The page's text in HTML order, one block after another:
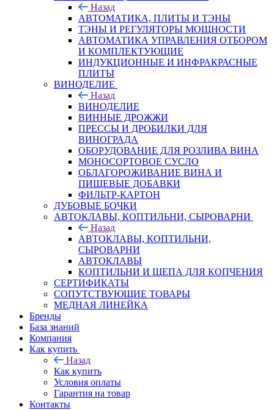
Назад
АВТОМАТИКА, ПЛИТЫ И ТЭНЫ
ТЭНЫ И РЕГУЛЯТОРЫ МОЩНОСТИ
АВТОМАТИКА УПРАВЛЕНИЯ ОТБОРОМ
И КОМПЛЕКТУЮЩИЕ
ИНДУКЦИОННЫЕ И ИНФРАКРАСНЫЕ
ПЛИТЫ
ВИНОДЕЛИЕ
Назад
ВИНОДЕЛИЕ
ВИННЫЕ ДРОЖЖИ
ПРЕССЫ И ДРОБИЛКИ ДЛЯ
ВИНОГРАДА
ОБОРУДОВАНИЕ ДЛЯ РОЗЛИВА ВИНА
МОНОСОРТОВОЕ СУСЛО
ОБЛАГОРОЖИВАНИЕ ВИНА И
ПИЩЕВЫЕ ДОБАВКИ
ФИЛЬТР-КАРТОН
ДУБОВЫЕ БОЧКИ
АВТОКЛАВЫ, КОПТИЛЬНИ, СЫРОВАРНИ
Назад
АВТОКЛАВЫ, КОПТИЛЬНИ,
СЫРОВАРНИ
АВТОКЛАВЫ
КОПТИЛЬНИ И ЩЕПА ДЛЯ КОПЧЕНИЯ
СЕРТИФИКАТЫ
СОПУТСТВУЮЩИЕ ТОВАРЫ
МЕДНАЯ ЛИНЕЙКА
Бренды
База знаний
Компания
Как купить
Назад
Как купить
Условия оплаты
Гарантия на товар
Контакты